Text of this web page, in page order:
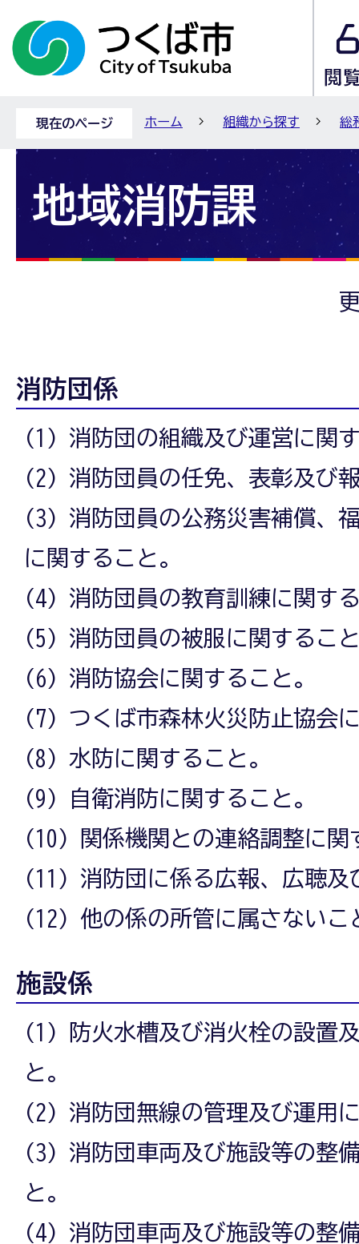
現在のページ ホーム 組織から探す 総
地域消防課
消防団係
(1) 消防団の組織及び運営に関
(2) 消防団員の任免、表彰及び
(3) 消防団員の公務災害補償、
に関すること。
(4) 消防団員の教育訓練に関す
(5) 消防団員の被服に関するこ
(6) 消防協会に関すること。
(7) つくば市森林火災防止協会
(8) 水防に関すること。
(9) 自衛消防に関すること。
(10) 関係機関との連絡調整に関
(11) 消防団に係る広報、広聴及
(12) 他の係の所管に属さないこ
施設係
(1) 防火水槽及び消火栓の設置
と。
(2) 消防団無線の管理及び運用
(3) 消防団車両及び施設等の整
と。
(4) 消防団車両及び施設等の整